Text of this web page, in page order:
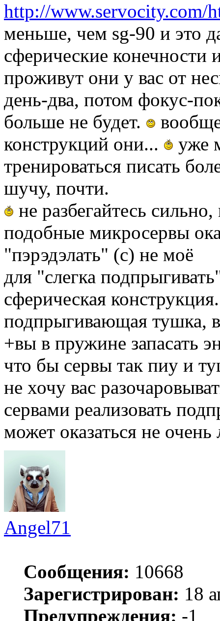
http://www.servocity.com/
меньше, чем sg-90 и это
сферические конечности
проживут они у вас от
день-два, потом фокус-
больше не будет.
конструкций они...
уже
тренироваться писать
шучу, почти.
не разбегайтесь
подобные микросервы
"пэрэдэлать" (с) не моё
для "слегка
сферическая
подпрыгивающая тушка,
+вы в пружине запасать
что бы сервы так пиу и
не хочу вас
сервами реализовать
может оказаться не очень
Angel71
Сообщения: 10668
Зарегистрирован: 18
Предупреждения: -1